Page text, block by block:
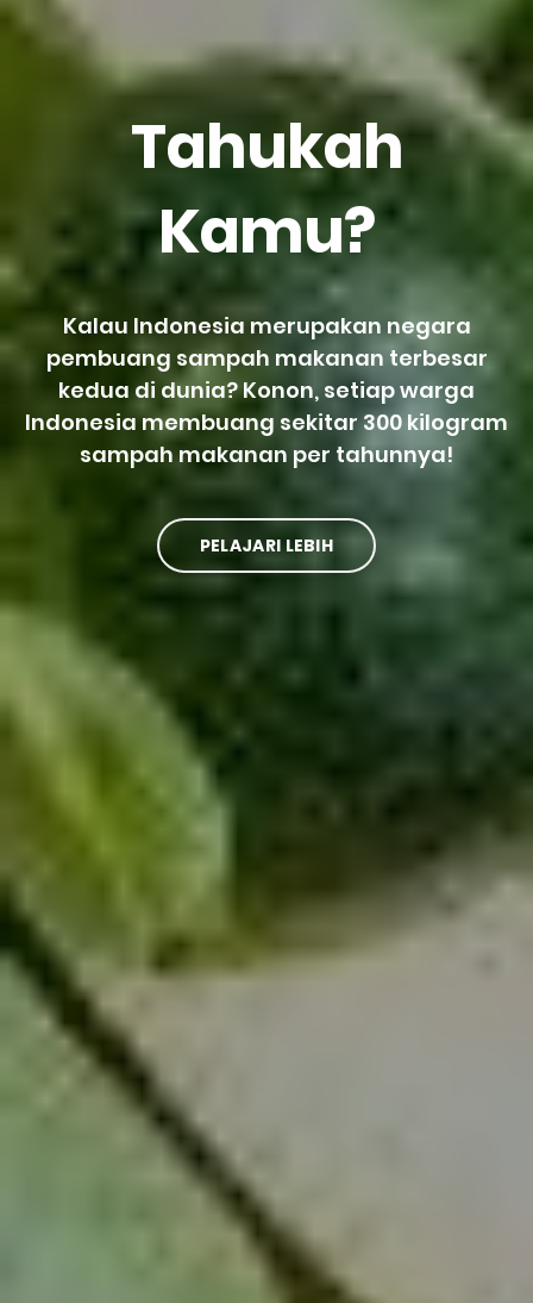
Tahukah
Kamu?
Kalau Indonesia merupakan negara
pembuang sampah makanan terbesar
kedua di dunia? Konon, setiap warga
Indonesia membuang sekitar 300 kilogram
sampah makanan per tahunnya!
PELAJARI LEBIH